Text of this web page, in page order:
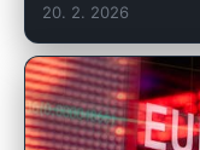
20. 2. 2026